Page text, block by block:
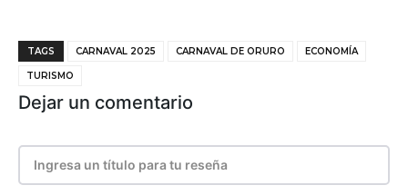
TAGS CARNAVAL 2025 CARNAVAL DE ORURO ECONOMÍA
TURISMO
Dejar un comentario